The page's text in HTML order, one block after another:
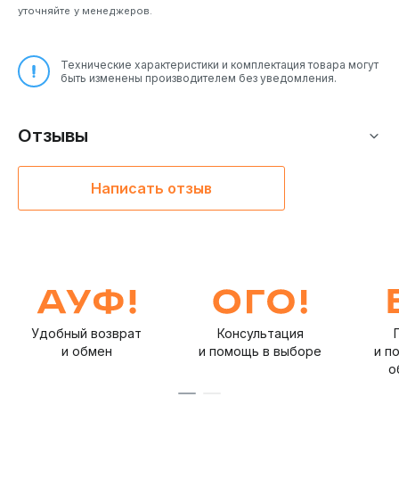
уточняйте у менеджеров.
Технические характеристики и комплектация товара могут
быть изменены производителем без уведомления.
Отзывы
Написать отзыв
Удобный возврат
и обмен
Консультация
и помощь в выборе
и